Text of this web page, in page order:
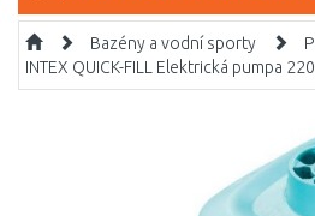
Bazény a vodní sporty
INTEX QUICK-FILL Elektrická pumpa